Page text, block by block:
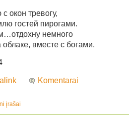
окон тревогу,
гостей пирогами.
немного
вместе с богами.
Komentarai
įrašai